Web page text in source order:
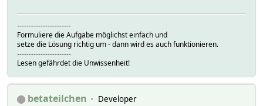
-----------------------
Formuliere die Aufgabe möglichst einfach und
setze die Lösung richtig um - dann wird es auch funktionieren.
-----------------------
Lesen gefährdet die Unwissenheit!
betateilchen
Developer